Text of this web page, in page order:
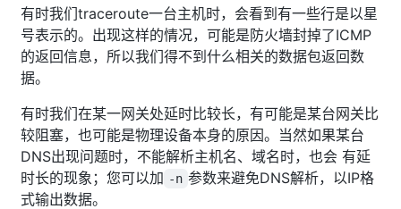
有时我们traceroute一台主机时，会看到有一些行是以星
号表示的。出现这样的情况，可能是防火墙封掉了ICMP
的返回信息，所以我们得不到什么相关的数据包返回数
据。
有时我们在某一网关处延时比较长，有可能是某台网关比
较阻塞，也可能是物理设备本身的原因。当然如果某台
DNS出现问题时，不能解析主机名、域名时，也会 有延
时长的现象；您可以加 -n 参数来避免DNS解析，以IP格
式输出数据。